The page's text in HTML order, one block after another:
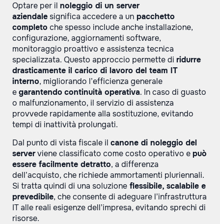
Optare per il noleggio di un server
aziendalesignifica accedere a un pacchetto
completo che spesso include anche installazione,
configurazione, aggiornamenti software,
monitoraggio proattivo e assistenza tecnica
specializzata. Questo approccio permette di ridurre
drasticamente il carico di lavoro del team IT
interno, migliorando l’efficienza generale
egarantendo continuità operativa. In caso di guasto
o malfunzionamento, il servizio di assistenza
provvede rapidamente alla sostituzione, evitando
tempi di inattività prolungati.
Dal punto di vista fiscale il canone di noleggio del
serverviene classificato come costo operativo epuò
essere facilmente detratto, a differenza
dell’acquisto, che richiede ammortamenti pluriennali.
Si tratta quindi di una soluzione flessibile, scalabile e
prevedibile, che consente di adeguare l’infrastruttura
IT alle reali esigenze dell’impresa, evitando sprechi di
risorse.